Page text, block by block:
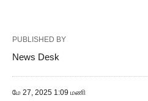
PUBLISHED BY
News Desk
மே 27, 2025 1:09 மணி